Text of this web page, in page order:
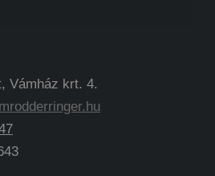
Vámház krt. 4.